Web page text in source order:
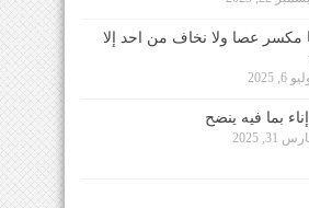
مكسر عصا ولا نخاف من احد إلا
6, 2025
بما فيه ينضح
31, 2025